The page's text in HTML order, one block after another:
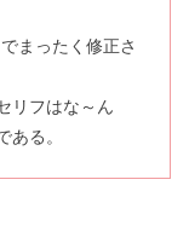
まったく修正さ
リフはな～ん
ある。